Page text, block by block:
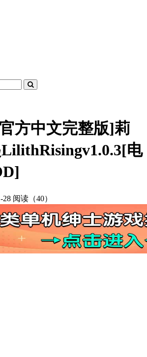
方中文完整版]莉
电
28 阅读（40）